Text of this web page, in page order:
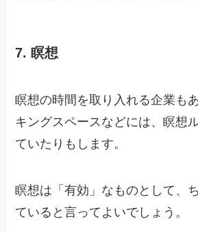
7. 瞑想
瞑想の時間を取り入れる企業も
キングスペースなどには、瞑想
ていたりもします。
瞑想は「有効」なものとして、
ていると言ってよいでしょう。